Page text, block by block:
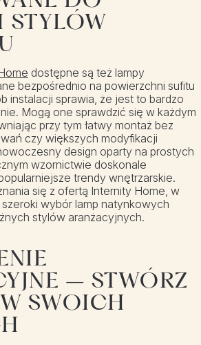
STYLÓW
dostępne są też lampy
bezpośrednio na powierzchni sufitu
instalacji sprawia, że jest to bardzo
Mogą one sprawdzić się w każdym
przy tym łatwy montaż bez
czy większych modyfikacji
design oparty na prostych
wzornictwie doskonale
trendy wnętrzarskie.
się z ofertą Internity Home, w
wybór lamp natynkowych
stylów aranżacyjnych.
– STWÓRZ
SWOICH